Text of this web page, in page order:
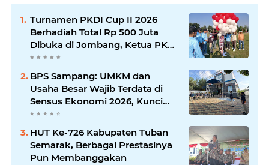
Turnamen PKDI Cup II 2026
Berhadiah Total Rp 500 Juta
Dibuka di Jombang, Ketua PKDI
Jatim Syaifullah Mahdi: Ajang
Komunikasi Antar-Kades untuk
Memajukan Desa
BPS Sampang: UMKM dan
Usaha Besar Wajib Terdata di
Sensus Ekonomi 2026, Kunci
Kebijakan Tepat Sasaran
HUT Ke-726 Kabupaten Tuban
Semarak, Berbagai Prestasinya
Pun Membanggakan